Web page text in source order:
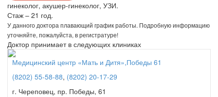
гинеколог, акушер-гинеколог, УЗИ.
Стаж – 21 год.
У данного доктора плавающий график работы. Подробную информацию
уточняйте, пожалуйста, в регистратуре!
Доктор принимает в следующих клиниках
Медицинский центр «Мать и Дитя»,Победы 61
(8202) 55-58-88, (8202) 20-17-29
г. Череповец, пр. Победы, 61